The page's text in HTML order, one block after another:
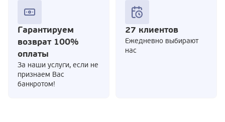
Гарантируем
возврат 100%
оплаты
За наши услуги, если не
признаем Вас
банкротом!
27 клиентов
Ежедневно выбирают
нас